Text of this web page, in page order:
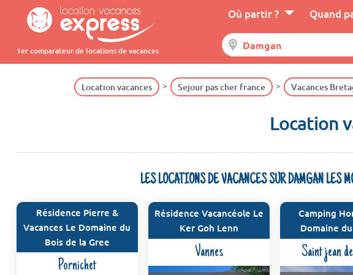
1er comparateur de locations de vacances
Où partir ? Quand
Location vacances Sejour pas cher france Vacances
Location
LES LOCATIONS DE VACANCES SUR DAMGAN LES
Résidence Pierre &
Vacances Le Domaine du
Bois de la Gree
Pornichet
Résidence Vacancéole Le
Ker Goh Lenn
Vannes
Camping
Domaine
Saint jean